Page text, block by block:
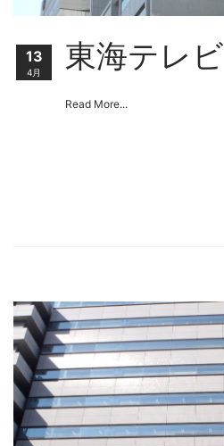
東海テレビ
Read More...
13
4月